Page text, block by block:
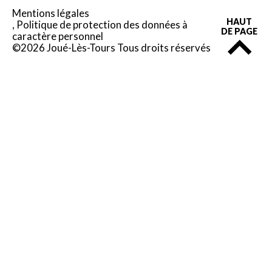
Mentions légales
Politique de protection des données à
caractère personnel
©2026 Joué-Lès-Tours Tous droits réservés
HAUT
DE PAGE